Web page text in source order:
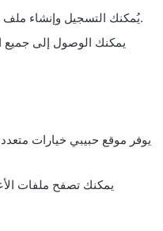
يُمكنك التسجيل وإنشاء ملف شخصي مجانًا على موقع حبيبي.
يمكنك الوصول إلى جميع
يوفر موقع حبيبي خيارات
يمكنك تصفح ملفات